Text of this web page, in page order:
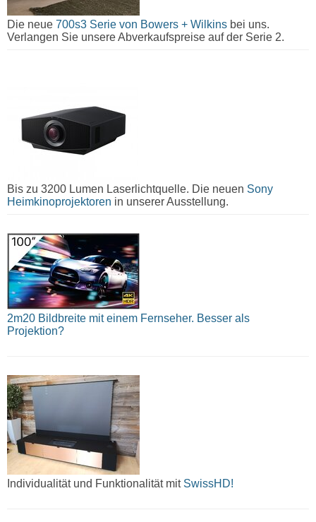
Die neue 700s3 Serie von Bowers + Wilkins bei uns.
Verlangen Sie unsere Abverkaufspreise auf der Serie 2.
Bis zu 3200 Lumen Laserlichtquelle. Die neuen Sony
Heimkinoprojektoren in unserer Ausstellung.
2m20 Bildbreite mit einem Fernseher. Besser als
Projektion?
Individualität und Funktionalität mitSwissHD!